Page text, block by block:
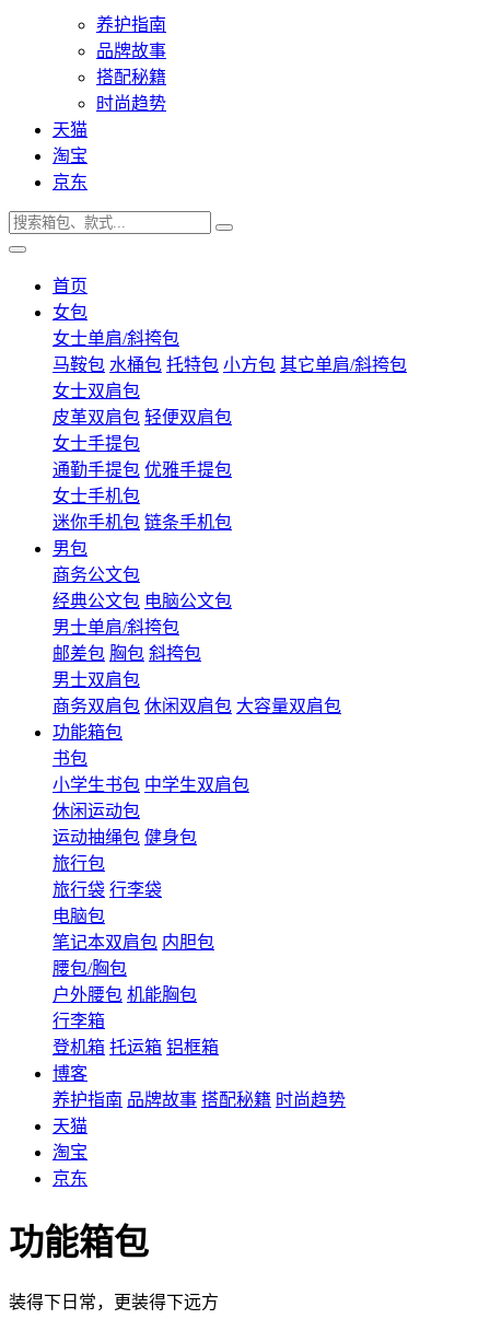
养护指南
品牌故事
搭配秘籍
时尚趋势
天猫
淘宝
京东
首页
女包
女士单肩/斜挎包
马鞍包 水桶包 托特包 小方包 其它单肩/斜挎包
女士双肩包
皮革双肩包 轻便双肩包
女士手提包
通勤手提包 优雅手提包
女士手机包
迷你手机包 链条手机包
男包
商务公文包
经典公文包 电脑公文包
男士单肩/斜挎包
邮差包 胸包 斜挎包
男士双肩包
商务双肩包 休闲双肩包 大容量双肩包
功能箱包
书包
小学生书包 中学生双肩包
休闲运动包
运动抽绳包 健身包
旅行包
旅行袋 行李袋
电脑包
笔记本双肩包 内胆包
腰包/胸包
户外腰包 机能胸包
行李箱
登机箱 托运箱 铝框箱
博客
养护指南 品牌故事 搭配秘籍 时尚趋势
天猫
淘宝
京东
功能箱包
装得下日常，更装得下远方